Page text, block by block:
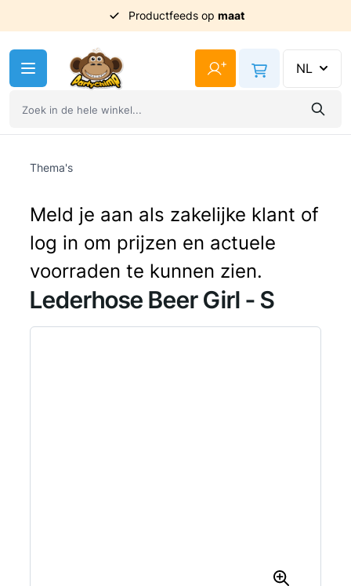
Productfeeds op maat
Uitvoorraadgeleverd
+ NL
Thema's
Meld je aan als zakelijke klant of
log in om prijzen en actuele
voorraden te kunnen zien.
Lederhose Beer Girl - S